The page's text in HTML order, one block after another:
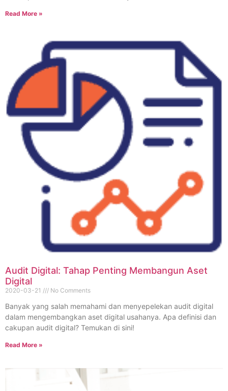
Read More »
Audit Digital: Tahap Penting Membangun Aset
Digital
2020-03-21 No Comments
Banyak yang salah memahami dan menyepelekan audit digital
dalam mengembangkan aset digital usahanya. Apa definisi dan
cakupan audit digital? Temukan di sini!
Read More »